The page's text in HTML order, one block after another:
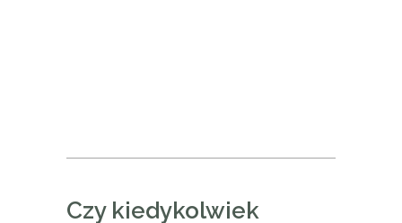
Czy kiedykolwiek